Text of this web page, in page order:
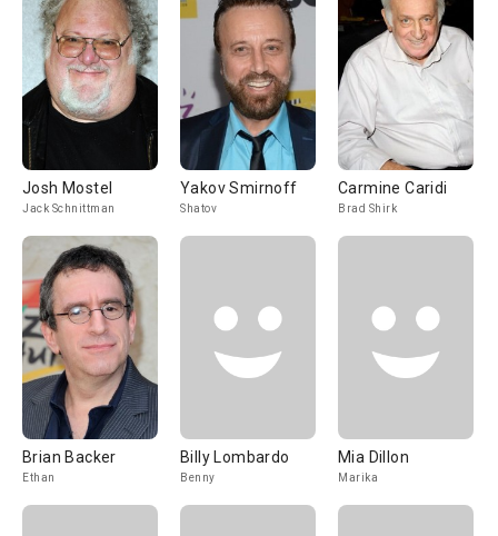
Josh Mostel
Jack Schnittman
Yakov Smirnoff
Shatov
Carmine Caridi
Brad Shirk
Brian Backer
Ethan
Billy Lombardo
Benny
Mia Dillon
Marika